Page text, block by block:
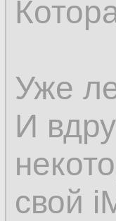
Уже
И
свой